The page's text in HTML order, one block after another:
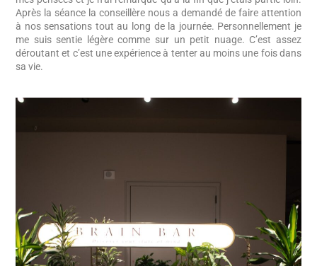
Après la séance la conseillère nous a demandé de faire attention
à nos sensations tout au long de la journée. Personnellement je
me suis sentie légère comme sur un petit nuage. C’est assez
déroutant et c’est une expérience à tenter au moins une fois dans
sa vie.